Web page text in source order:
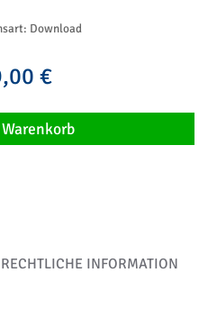
Download
€
INFORMATION